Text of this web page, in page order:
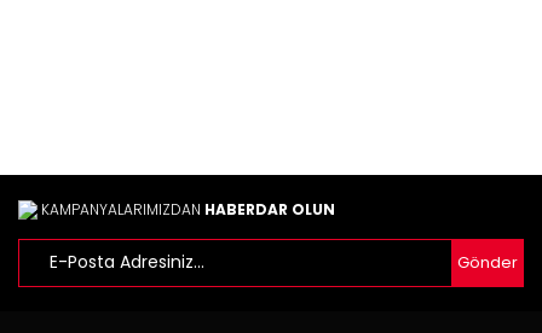
KAMPANYALARIMIZDAN HABERDAR OLUN
Gönder